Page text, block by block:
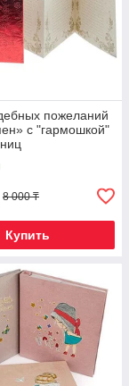
пожеланий
с "гармошкой"
8 000 ₸
Купить